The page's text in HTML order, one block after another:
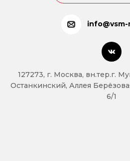
127273, г. Москва, вн.тер.г.
Останкинский, Аллея
6/1